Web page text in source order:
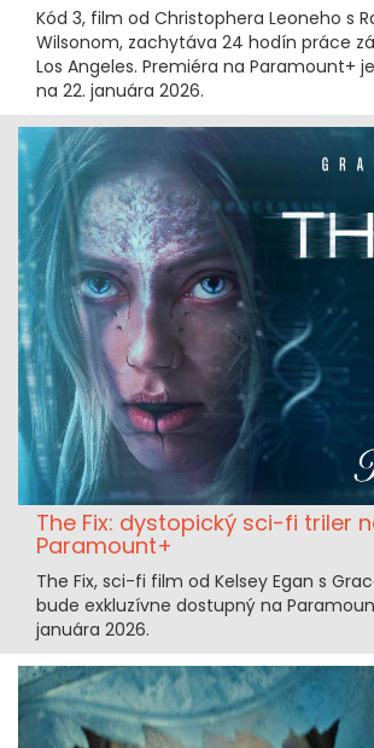
Kód 3, film od Christophera Leoneho s
Wilsonom, zachytáva 24 hodín práce
Los Angeles. Premiéra na Paramount+
na 22. januára 2026.
The Fix: dystopický sci-fi triler
Paramount+
The Fix, sci-fi film od Kelsey Egan s
bude exkluzívne dostupný na
januára 2026.